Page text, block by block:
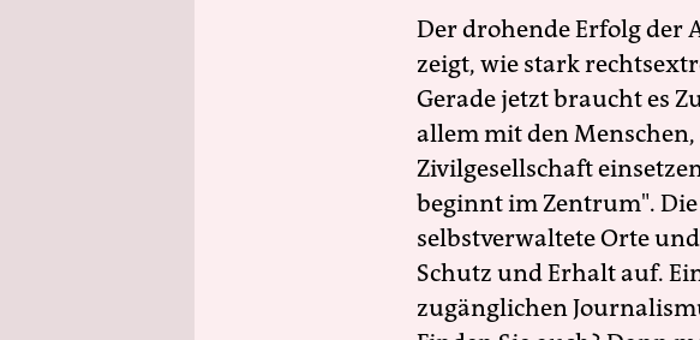
Der drohende Erfolg der
zeigt, wie stark
Gerade jetzt braucht es
allem mit den
Zivilgesellschaft
beginnt im Zentrum".
selbstverwaltete Orte
Schutz und Erhalt auf.
zugänglichen